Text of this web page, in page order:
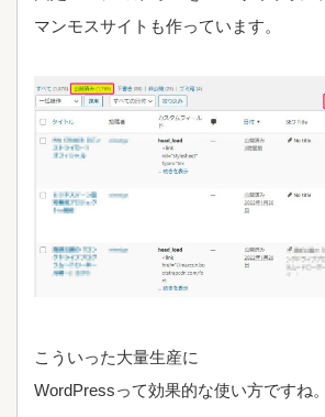
マンモスサイトも作っています。
こういった大量生産に
WordPressって効果的な使い方ですね。